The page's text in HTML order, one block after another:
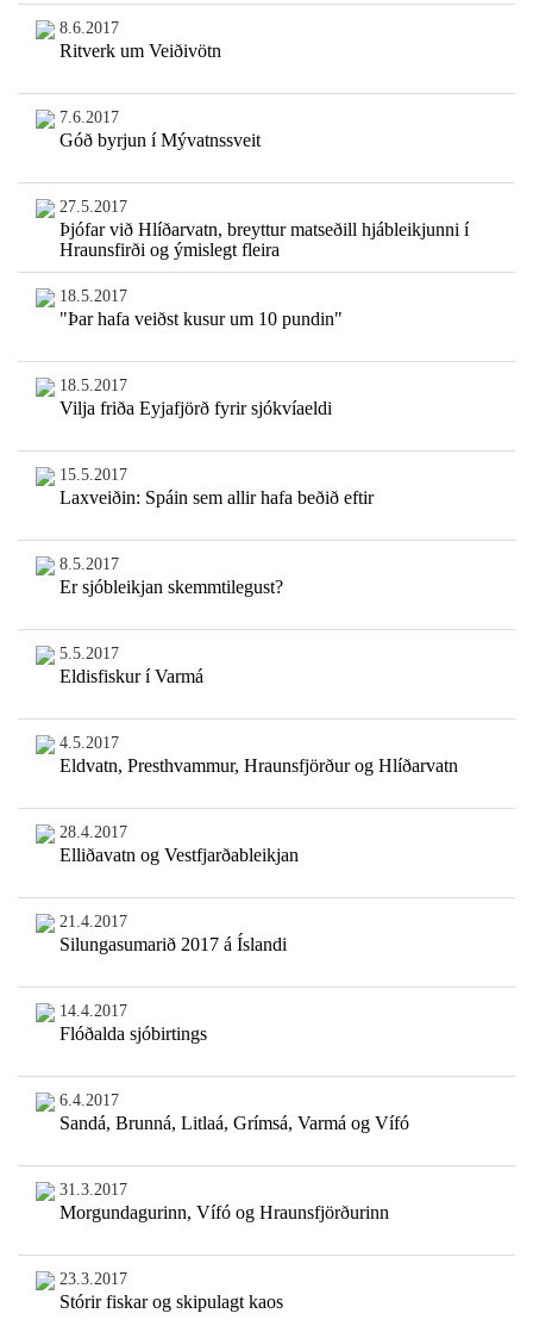
8.6.2017
Ritverk um Veiðivötn
7.6.2017
Góð byrjun í Mývatnssveit
27.5.2017
Þjófar við Hlíðarvatn, breyttur matseðill hjábleikjunni í
Hraunsfirði og ýmislegt fleira
18.5.2017
"Þar hafa veiðst kusur um 10 pundin"
18.5.2017
Vilja friða Eyjafjörð fyrir sjókvíaeldi
15.5.2017
Laxveiðin: Spáin sem allir hafa beðið eftir
8.5.2017
Er sjóbleikjan skemmtilegust?
5.5.2017
Eldisfiskur í Varmá
4.5.2017
Eldvatn, Presthvammur, Hraunsfjörður og Hlíðarvatn
28.4.2017
Elliðavatn og Vestfjarðableikjan
21.4.2017
Silungasumarið 2017 á Íslandi
14.4.2017
Flóðalda sjóbirtings
6.4.2017
Sandá, Brunná, Litlaá, Grímsá, Varmá og Vífó
31.3.2017
Morgundagurinn, Vífó og Hraunsfjörðurinn
23.3.2017
Stórir fiskar og skipulagt kaos